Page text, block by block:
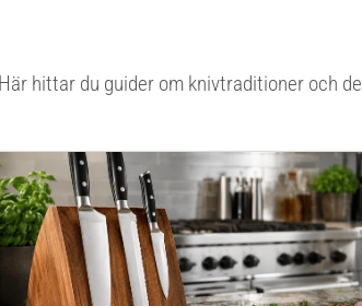
hittar du guider om knivtraditioner och de